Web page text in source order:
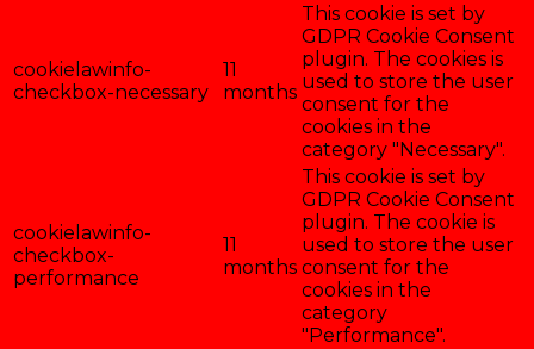
cookielawinfo-
checkbox-necessary
11
months
This cookie is set by
GDPR Cookie Consent
plugin. The cookies is
used to store the user
consent for the
cookies in the
category "Necessary".
cookielawinfo-
checkbox-
performance
11
months
This cookie is set by
GDPR Cookie Consent
plugin. The cookie is
used to store the user
consent for the
cookies in the
category
"Performance".